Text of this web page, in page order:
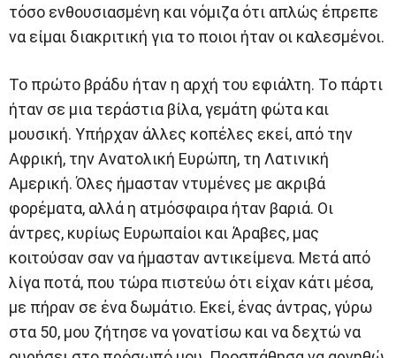
τόσο ενθουσιασμένη και νόμιζα ότι απλώς έπρεπε
να είμαι διακριτική για το ποιοι ήταν οι καλεσμένοι.
Το πρώτο βράδυ ήταν η αρχή του εφιάλτη. Το πάρτι
ήταν σε μια τεράστια βίλα, γεμάτη φώτα και
μουσική. Υπήρχαν άλλες κοπέλες εκεί, από την
Αφρική, την Ανατολική Ευρώπη, τη Λατινική
Αμερική. Όλες ήμασταν ντυμένες με ακριβά
φορέματα, αλλά η ατμόσφαιρα ήταν βαριά. Οι
άντρες, κυρίως Ευρωπαίοι και Άραβες, μας
κοιτούσαν σαν να ήμασταν αντικείμενα. Μετά από
λίγα ποτά, που τώρα πιστεύω ότι είχαν κάτι μέσα,
με πήραν σε ένα δωμάτιο. Εκεί, ένας άντρας, γύρω
στα 50, μου ζήτησε να γονατίσω και να δεχτώ να